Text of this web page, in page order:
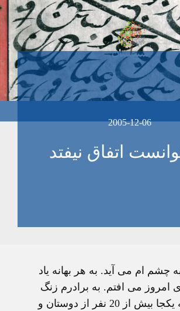
2005-12-06
اتفاق نيفتد
ام می آيد. به هر بهانه ياد
امروز می افتم. به برادرم زنگ
می زنم که يکجا بيش از 20 نفر از دوستان و